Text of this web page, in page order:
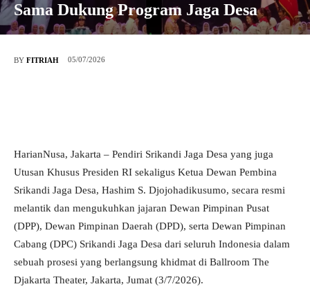
Sama Dukung Program Jaga Desa
BY FITRIAH 05/07/2026
HarianNusa, Jakarta – Pendiri Srikandi Jaga Desa yang juga
Utusan Khusus Presiden RI sekaligus Ketua Dewan Pembina
Srikandi Jaga Desa, Hashim S. Djojohadikusumo, secara resmi
melantik dan mengukuhkan jajaran Dewan Pimpinan Pusat
(DPP), Dewan Pimpinan Daerah (DPD), serta Dewan Pimpinan
Cabang (DPC) Srikandi Jaga Desa dari seluruh Indonesia dalam
sebuah prosesi yang berlangsung khidmat di Ballroom The
Djakarta Theater, Jakarta, Jumat (3/7/2026).